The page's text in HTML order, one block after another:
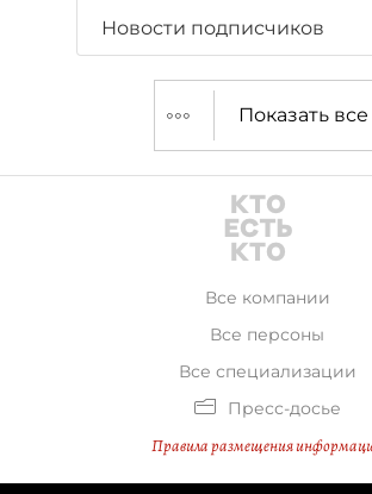
Новости подписчиков
Показать все
Все компании
Все персоны
Все специализации
Пресс-досье
Правила размещения